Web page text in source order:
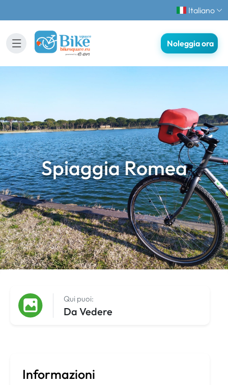
Italiano
Noleggia ora
Spiaggia Romea
Qui puoi:
Da Vedere
Informazioni